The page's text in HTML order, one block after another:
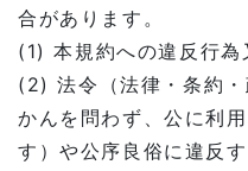
合があります。
(1) 本規約への違反行為
(2) 法令（法律・条約
かんを問わず、公に利
す）や公序良俗に違反